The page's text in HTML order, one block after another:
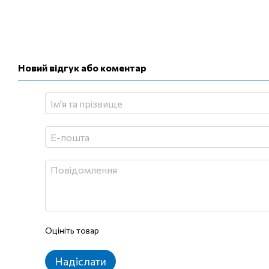
Новий відгук або коментар
Оцініть товар
Надіслати